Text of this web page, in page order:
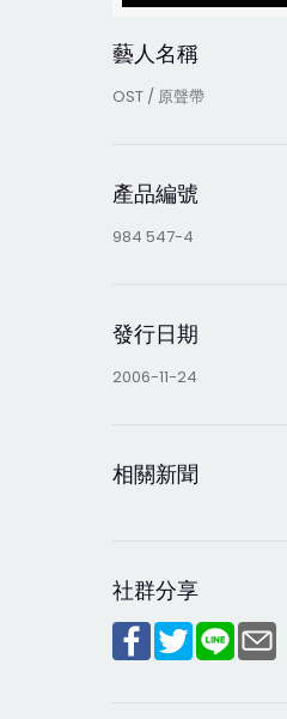
藝人名稱
OST / 原聲帶
產品編號
984 547-4
發行日期
2006-11-24
相關新聞
社群分享